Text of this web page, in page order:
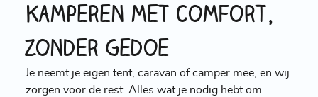
Kamperen met comfort,
zonder gedoe
Je neemt je eigen tent, caravan of camper mee, en wij
zorgen voor de rest. Alles wat je nodig hebt om